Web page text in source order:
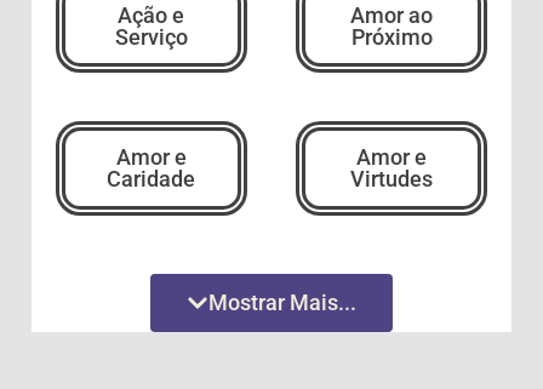
Ação e
Serviço
Amor ao
Próximo
Amor e
Caridade
Amor e
Virtudes
Mostrar Mais...